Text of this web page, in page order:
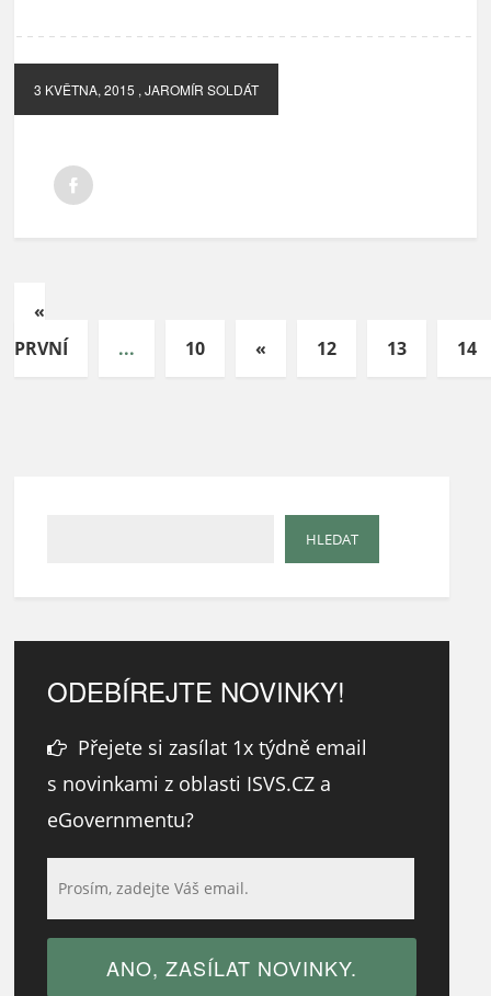
3 KVĚTNA, 2015 , JAROMÍR SOLDÁT
«
PRVNÍ
... 10 « 12 13 14
ODEBÍREJTE NOVINKY!
Přejete si zasílat 1x týdně email
s novinkami z oblasti ISVS.CZ a
eGovernmentu?